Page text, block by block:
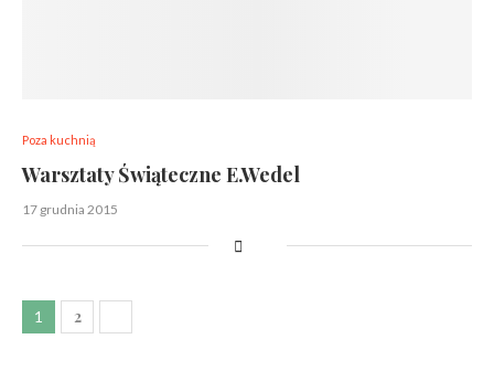
Poza kuchnią
Warsztaty Świąteczne E.Wedel
17 grudnia 2015
1 2